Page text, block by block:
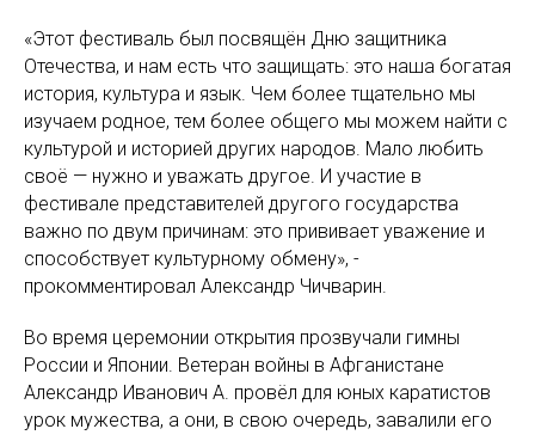
«Этот фестиваль был посвящён Дню защитника
Отечества, и нам есть что защищать: это наша богатая
история, культура и язык. Чем более тщательно мы
изучаем родное, тем более общего мы можем найти с
культурой и историей других народов. Мало любить
своё — нужно и уважать другое. И участие в
фестивале представителей другого государства
важно по двум причинам: это прививает уважение и
способствует культурному обмену», -
прокомментировал Александр Чичварин.
Во время церемонии открытия прозвучали гимны
России и Японии. Ветеран войны в Афганистане
Александр Иванович А. провёл для юных каратистов
урок мужества, а они, в свою очередь, завалили его